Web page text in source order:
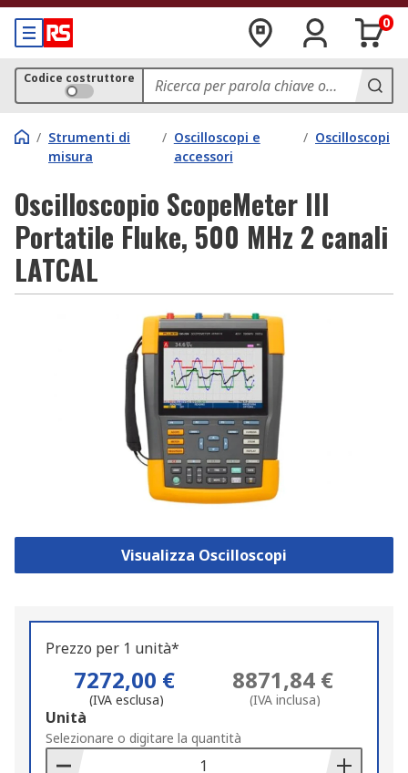
0
Codice costruttore
/ Strumenti di
misura
/ Oscilloscopi e
accessori
/ Oscilloscopi
Oscilloscopio ScopeMeter III
Portatile Fluke, 500 MHz 2 canali
LATCAL
Visualizza Oscilloscopi
Prezzo per 1 unità*
7272,00 €
(IVA esclusa)
8871,84 €
(IVA inclusa)
Add
to
Basket
Unità
Selezionare o digitare la quantità